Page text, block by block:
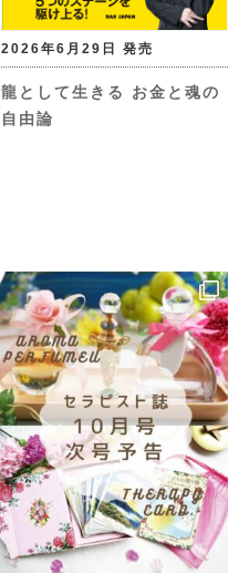
2026年6月29日 発売
龍として生きる お金と魂の
自由論